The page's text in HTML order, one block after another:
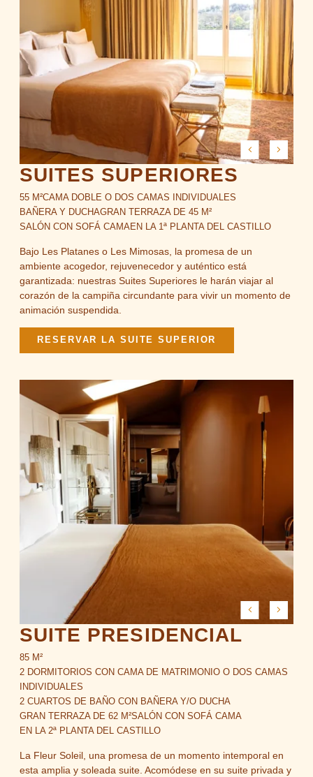
SUITES SUPERIORES
55 M²CAMA DOBLE O DOS CAMAS INDIVIDUALES
BAÑERA Y DUCHAGRAN TERRAZA DE 45 M²
SALÓN CON SOFÁ CAMAEN LA 1ª PLANTA DEL CASTILLO
Bajo Les Platanes o Les Mimosas, la promesa de un
ambiente acogedor, rejuvenecedor y auténtico está
garantizada: nuestras Suites Superiores le harán viajar al
corazón de la campiña circundante para vivir un momento de
animación suspendida.
RESERVAR LA SUITE SUPERIOR
SUITE PRESIDENCIAL
85 M²
2 DORMITORIOS CON CAMA DE MATRIMONIO O DOS CAMAS
INDIVIDUALES
2 CUARTOS DE BAÑO CON BAÑERA Y/O DUCHA
GRAN TERRAZA DE 62 M²SALÓN CON SOFÁ CAMA
EN LA 2ª PLANTA DEL CASTILLO
La Fleur Soleil, una promesa de un momento intemporal en
esta amplia y soleada suite. Acomódese en su suite privada y
HABITACIONES Y LODGES
RESTAURANTE Y BARES
SPA
EVENTOS
OFERTAS
GALERÍA
CAJAS DE REGALO
NOTICIAS
ACCESO Y CONTACTO
Brindos, Lac & Château - 1 Allée du Château, 64600
Anglet
+33 5 59 51 53 63